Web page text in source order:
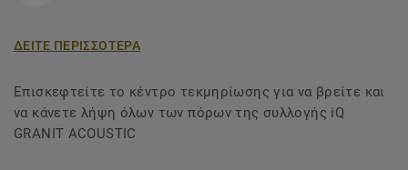
ΔΕΙΤΕ ΠΕΡΙΣΣΟΤΕΡΑ
Επισκεφτείτε το κέντρο τεκμηρίωσης για να βρείτε και
να κάνετε λήψη όλων των πόρων της συλλογής iQ
GRANIT ACOUSTIC